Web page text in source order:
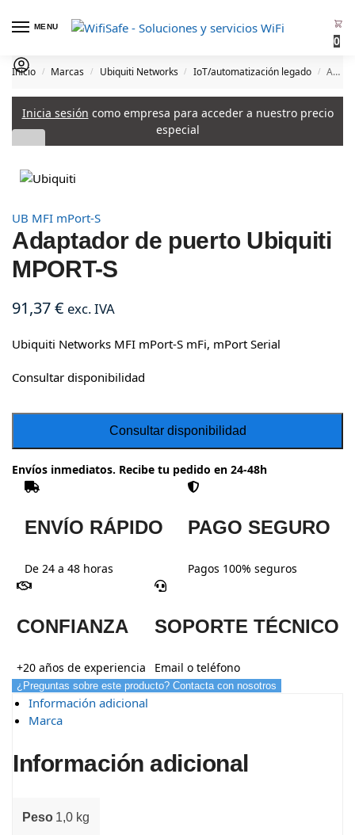
MENU
0
Inicio / Marcas / Ubiquiti Networks / IoT/automatización legado / Adaptador de puerto Ubiquiti MPORT-S
Inicia sesión como empresa para acceder a nuestro precio
especial
UB MFI mPort-S
Adaptador de puerto Ubiquiti
MPORT-S
91,37€ exc. IVA
Ubiquiti Networks MFI mPort-S mFi, mPort Serial
Consultar disponibilidad
Envíos inmediatos. Recibe tu pedido en 24-48h
ENVÍO RÁPIDO
De 24 a 48 horas
PAGO SEGURO
Pagos 100% seguros
CONFIANZA
+20 años de experiencia
SOPORTE TÉCNICO
Email o teléfono
¿Preguntas sobre este producto? Contacta con nosotros
Información adicional
Marca
Información adicional
Peso 1,0 kg